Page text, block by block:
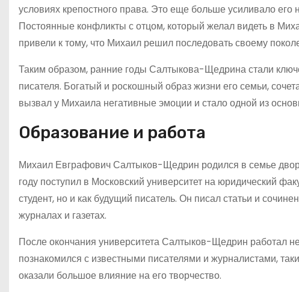
условиях крепостного права. Это еще больше усиливало его
Постоянные конфликты с отцом, который желал видеть в
привели к тому, что Михаил решил последовать своему
Таким образом, ранние годы Салтыкова-Щедрина стали
писателя. Богатый и роскошный образ жизни его семьи,
вызвал у Михаила негативные эмоции и стало одной из
Образование и работа
Михаил Евграфович Салтыков-Щедрин родился в семье
году поступил в Московский университет на юридический
студент, но и как будущий писатель. Он писал статьи и
журналах и газетах.
После окончания университета Салтыков-Щедрин работал
познакомился с известными писателями и журналистами,
оказали большое влияние на его творчество.